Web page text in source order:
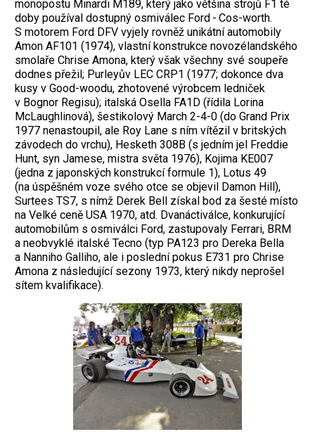
monopostu Minardi M189, který jako většina strojů F1 té
doby používal dostupný osmiválec Ford - Cos-worth.
S motorem Ford DFV vyjely rovněž unikátní automobily
Amon AF101 (1974), vlastní konstrukce novozélandského
smolaře Chrise Amona, který však všechny své soupeře
dodnes přežil; Purleyův LEC CRP1 (1977; dokonce dva
kusy v Good-woodu, zhotovené výrobcem ledniček
v Bognor Regisu); italská Osella FA1D (řídila Lorina
McLaughlinová), šestikolový March 2-4-0 (do Grand Prix
1977 nenastoupil, ale Roy Lane s ním vítězil v britských
závodech do vrchu), Hesketh 308B (s jedním jel Freddie
Hunt, syn Jamese, mistra světa 1976), Kojima KE007
(jedna z japonských konstrukcí formule 1), Lotus 49
(na úspěšném voze svého otce se objevil Damon Hill),
Surtees TS7, s nímž Derek Bell získal bod za šesté místo
na Velké ceně USA 1970, atd. Dvanáctiválce, konkurující
automobilům s osmiválci Ford, zastupovaly Ferrari, BRM
a neobvyklé italské Tecno (typ PA123 pro Dereka Bella
a Nanniho Galliho, ale i poslední pokus E731 pro Chrise
Amona z následující sezony 1973, který nikdy neprošel
sítem kvalifikace).